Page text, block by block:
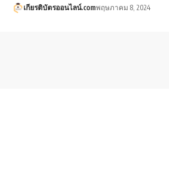
เกียรติบัตรออนไลน์.comพฤษภาคม 8, 2024